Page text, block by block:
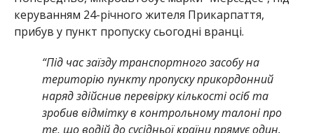
керуванням 24-річного жителя Прикарпаття,
прибув у пункт пропуску сьогодні вранці.
“Під час заїзду транспортного засобу на
територію пункту пропуску прикордонний
наряд здійснив перевірку кількості осіб та
зробив відмітку в контрольному талоні про
те, що водій до сусідньої країни прямує один.